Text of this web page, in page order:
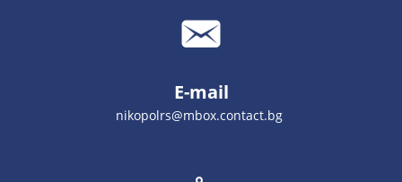
E-mail
nikopolrs@mbox.contact.bg